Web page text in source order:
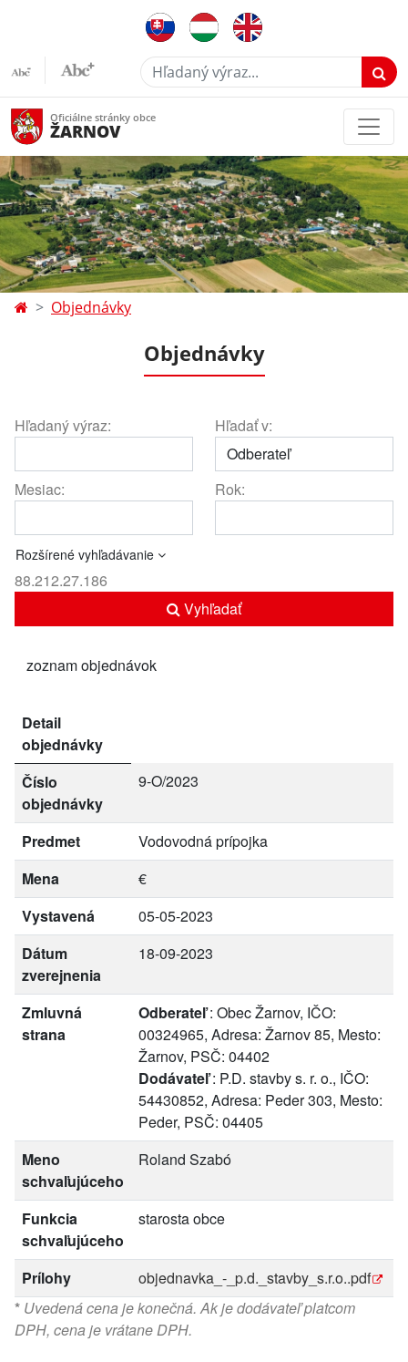
Hľadaný výraz...
Oficiálne stránky obce
ŽARNOV
Objednávky
Objednávky
Hľadaný výraz: Hľadať v:
Mesiac: Rok:
Rozšírené vyhľadávanie
88.212.27.186
Vyhľadať
zoznam objednávok
Detail
objednávky
Číslo
objednávky
9-O/2023
Predmet
Vodovodná prípojka
Mena
€
Vystavená
05-05-2023
Dátum
zverejnenia
18-09-2023
Zmluvná
strana
Odberateľ: Obec Žarnov, IČO:
00324965, Adresa: Žarnov 85, Mesto:
Žarnov, PSČ: 04402
Dodávateľ: P.D. stavby s. r. o., IČO:
54430852, Adresa: Peder 303, Mesto:
Peder, PSČ: 04405
Meno
schvaľujúceho
Roland Szabó
Funkcia
schvaľujúceho
starosta obce
Prílohy
objednavka_-_p.d._stavby_s.r.o..pdf
* Uvedená cena je konečná. Ak je dodávateľ platcom
DPH, cena je vrátane DPH.